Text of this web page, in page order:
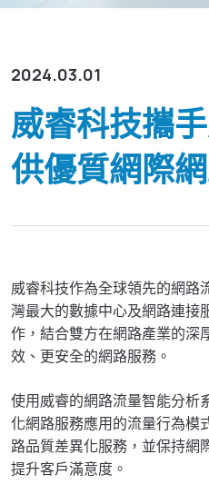
GenieAnalytics
電信級大數據流量探索與分析
化數據為洞察，讓網路效能最佳
DDoS 防護
即時偵測與緩解 DDoS 與殭屍
多租戶管理服務
關於威睿
聯絡我們
繁中
English
简中
日本語
2024.03.01
威睿科技攜
供優質網際
威睿科技作為全球領先的網路
灣最大的數據中心及網路連接
作，結合雙方在網路產業的深
效、更安全的網路服務。
使用威睿的網路流量智能分析
化網路服務應用的流量行為模
路品質差異化服務，並保持網
提升客戶滿意度。